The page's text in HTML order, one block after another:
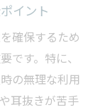
イント
確保するため
です。特に、
の無理な利用
耳抜きが苦手